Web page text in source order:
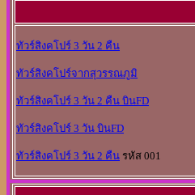
ทัวร์สิงคโปร์ 3 วัน 2 คืน
ทัวร์สิงคโปร์จากสุวรรณภูมิ
ทัวร์สิงคโปร์ 3 วัน 2 คืน บินFD
ทัวร์สิงคโปร์ 3 วัน บินFD
ทัวร์สิงคโปร์ 3 วัน 2 คืน รหัส 001